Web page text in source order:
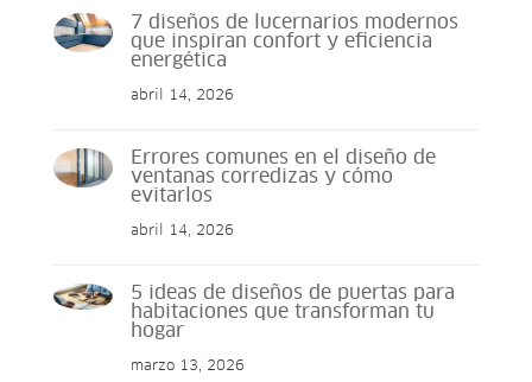
7 diseños de lucernarios modernos
que inspiran confort y eficiencia
energética
abril 14, 2026
Errores comunes en el diseño de
ventanas corredizas y cómo
evitarlos
abril 14, 2026
5 ideas de diseños de puertas para
habitaciones que transforman tu
hogar
marzo 13, 2026